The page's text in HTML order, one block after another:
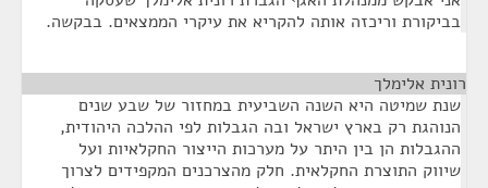
בביקורת וריכזה אותה להקריא את עיקרי הממצאים. בבקשה.
רונית אלימלך
שנת שמיטה היא השנה השביעית במחזור של שבע שנים
הנוהגת רק בארץ ישראל ובה הגבלות לפי ההלכה היהודית,
ההגבלות הן בין היתר על מערכות הייצור החקלאיות ועל
שיווק התוצרת החקלאית. חלק מהצרכנים המקפידים לצרוך